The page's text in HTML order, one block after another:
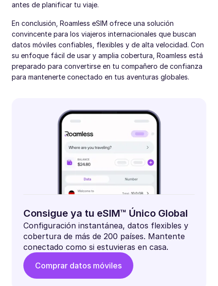
antes de planificar tu viaje.
En conclusión, Roamless eSIM ofrece una solución
convincente para los viajeros internacionales que buscan
datos móviles confiables, flexibles y de alta velocidad. Con
su enfoque fácil de usar y amplia cobertura, Roamless está
preparado para convertirse en tu compañero de confianza
para mantenerte conectado en tus aventuras globales.
Consigue ya tu eSIM™ Único Global
Configuración instantánea, datos flexibles y
cobertura de más de 200 países. Mantente
conectado como si estuvieras en casa.
Comprar datos móviles